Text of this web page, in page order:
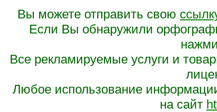
Вы можете отправить свою
Если Вы обнаружили
Все рекламируемые услуги и
Любое использование
на сайт